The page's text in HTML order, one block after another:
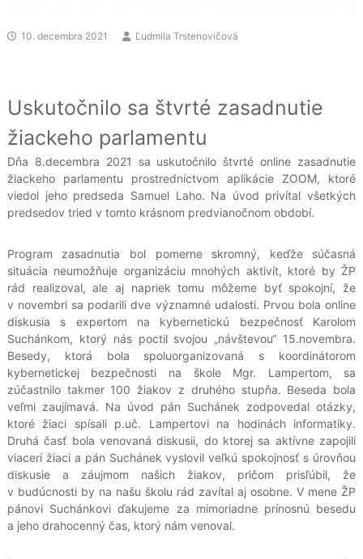
10. decembra 2021 Ľudmila Trstenovičová
Uskutočnilo sa štvrté zasadnutie
žiackeho parlamentu
Dňa 8.decembra 2021 sa uskutočnilo štvrté online zasadnutie
žiackeho parlamentu prostredníctvom aplikácie ZOOM, ktoré
viedol jeho predseda Samuel Laho. Na úvod privítal všetkých
predsedov tried v tomto krásnom predvianočnom období.
Program zasadnutia bol pomerne skromný, keďže súčasná
situácia neumožňuje organizáciu mnohých aktivít, ktoré by ŽP
rád realizoval, ale aj napriek tomu môžeme byť spokojní, že
v novembri sa podarili dve významné udalosti. Prvou bola online
diskusia s expertom na kybernetickú bezpečnosť Karolom
Suchánkom, ktorý nás poctil svojou „návštevou“ 15.novembra.
Besedy, ktorá bola spoluorganizovaná s koordinátorom
kybernetickej bezpečnosti na škole Mgr. Lampertom, sa
zúčastnilo takmer 100 žiakov z druhého stupňa. Beseda bola
veľmi zaujímavá. Na úvod pán Suchánek zodpovedal otázky,
ktoré žiaci spísali p.uč. Lampertovi na hodinách informatiky.
Druhá časť bola venovaná diskusii, do ktorej sa aktívne zapojili
viacerí žiaci a pán Suchánek vyslovil veľkú spokojnosť s úrovňou
diskusie a záujmom našich žiakov, pričom prisľúbil, že
v budúcnosti by na našu školu rád zavítal aj osobne. V mene ŽP
pánovi Suchánkovi ďakujeme za mimoriadne prínosnú besedu
a jeho drahocenný čas, ktorý nám venoval.